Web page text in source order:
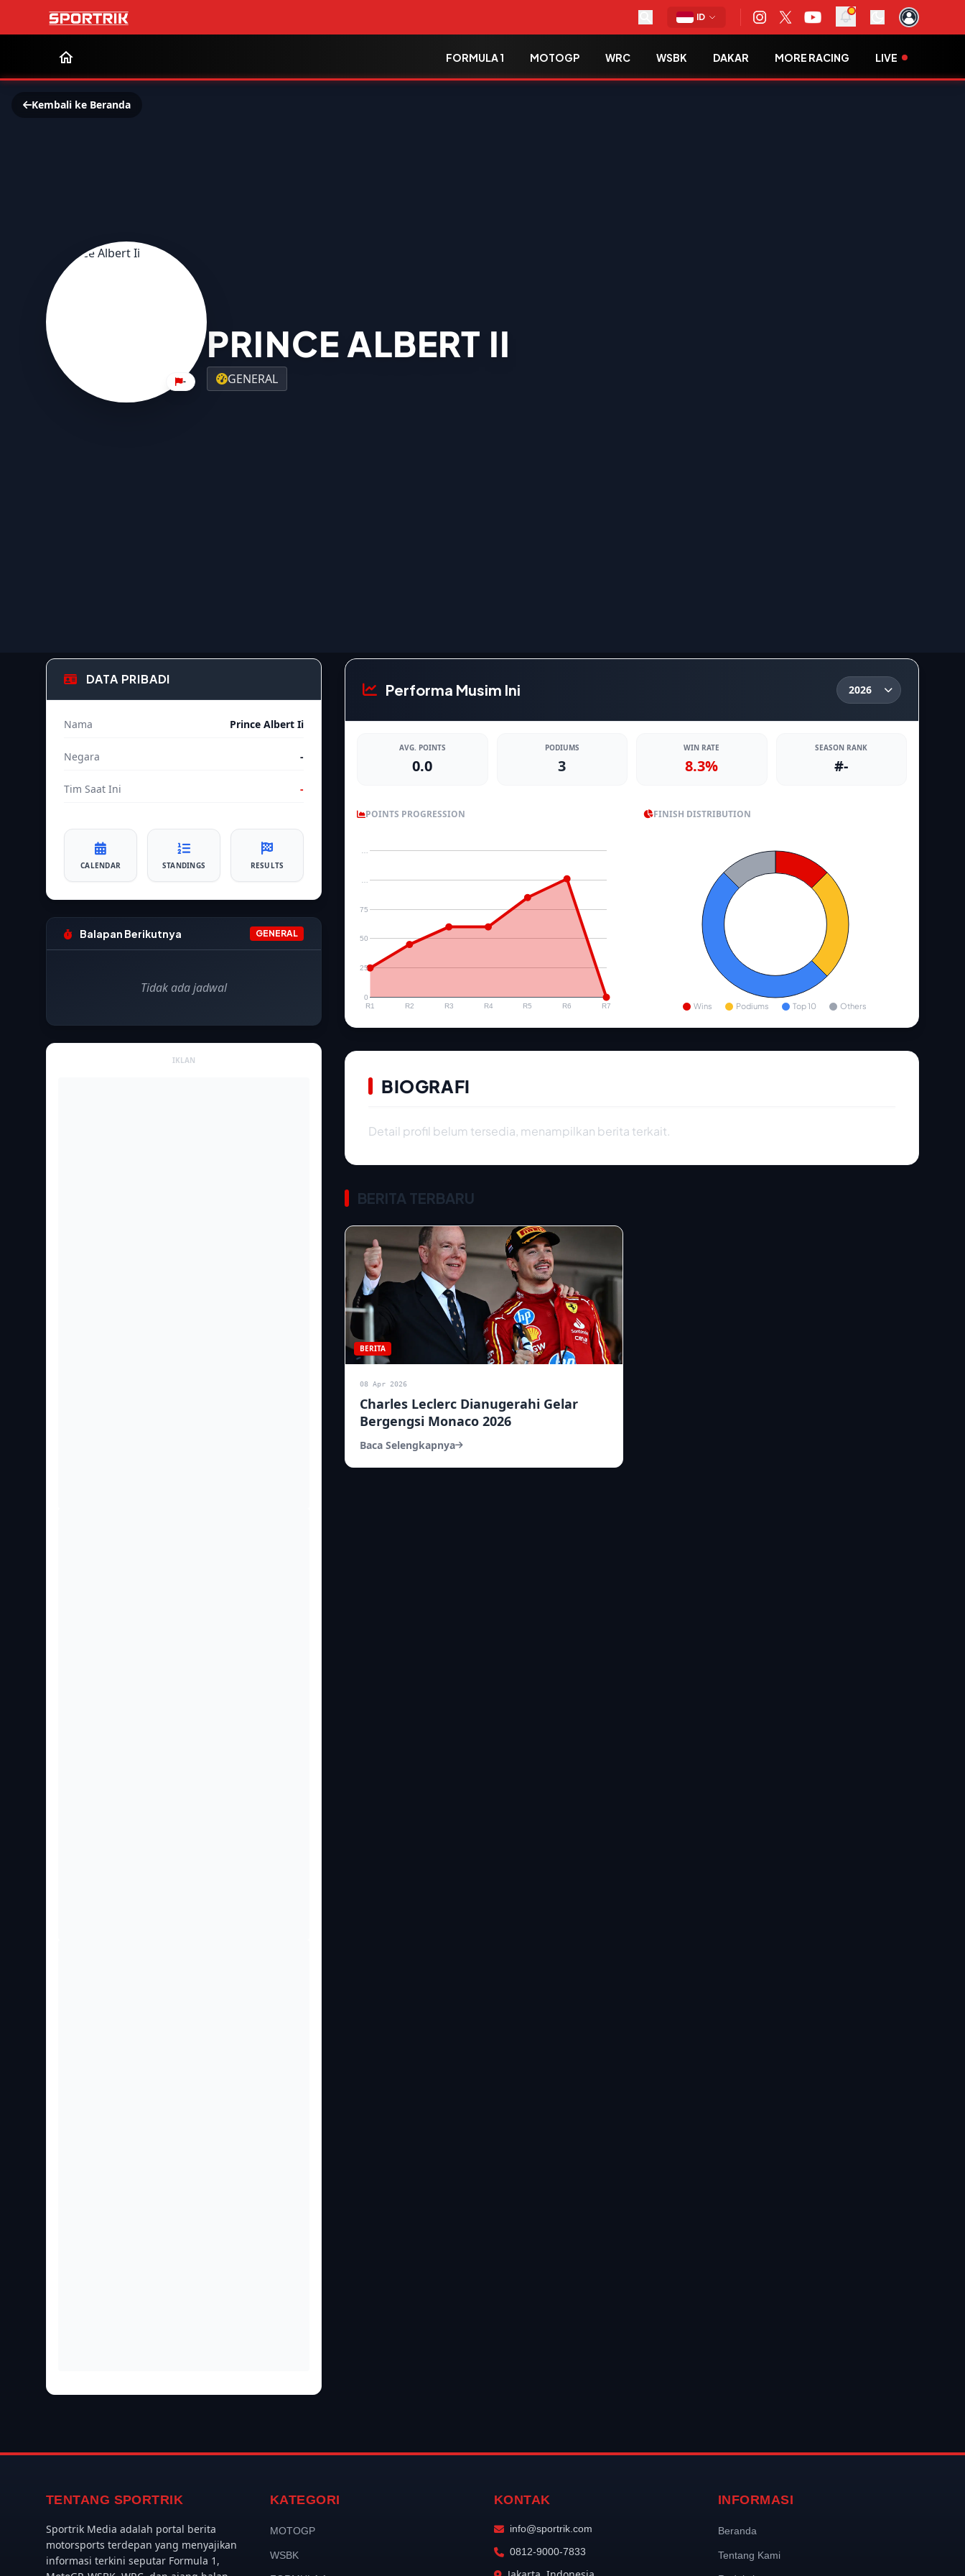
ID
FORMULA 1 MOTOGP WRC WSBK DAKAR MORE RACING LIVE
Kembali ke Beranda
-
PRINCE ALBERT II
GENERAL
DATA PRIBADI
Nama Prince Albert Ii
Negara -
Tim Saat Ini -
CALENDAR STANDINGS RESULTS
Balapan Berikutnya GENERAL
Tidak ada jadwal
IKLAN
Performa Musim Ini
AVG. POINTS
0.0
PODIUMS
3
WIN RATE
8.3%
SEASON RANK
#-
POINTS PROGRESSION
R1 R2 R3 R4 R5 R6 R7
0
25
50
75
FINISH DISTRIBUTION
Wins Podiums Top 10 Others
BIOGRAFI
Detail profil belum tersedia, menampilkan berita terkait.
BERITA TERBARU
BERITA
08 Apr 2026
Charles Leclerc Dianugerahi Gelar
Bergengsi Monaco 2026
Baca Selengkapnya
TENTANG SPORTRIK
Sportrik Media adalah portal berita
motorsports terdepan yang menyajikan
informasi terkini seputar Formula 1,
KATEGORI
MOTOGP
WSBK
KONTAK
info@sportrik.com
0812-9000-7833
INFORMASI
Beranda
Tentang Kami